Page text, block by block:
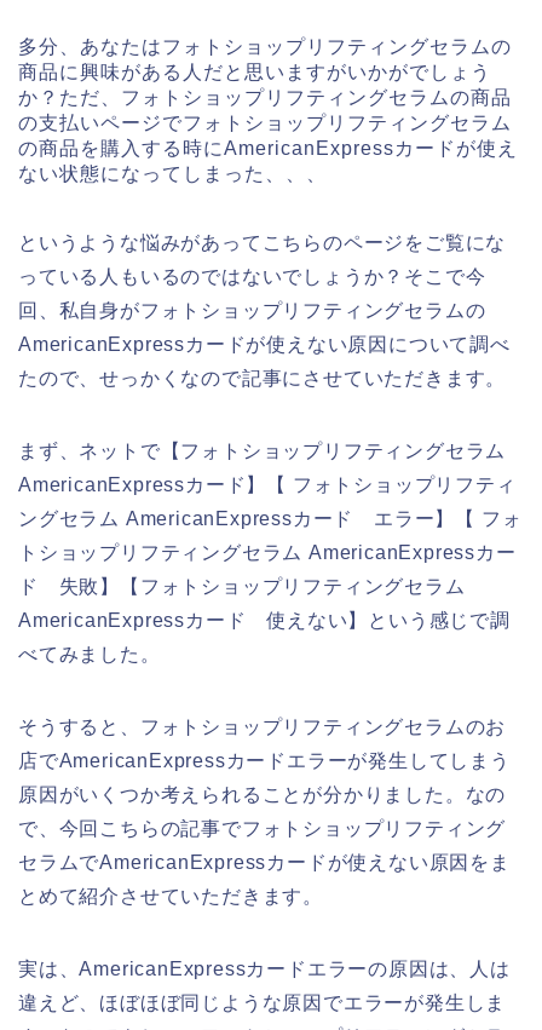
多分、あなたはフォトショップリフティングセラムの
商品に興味がある人だと思いますがいかがでしょう
か？ただ、フォトショップリフティングセラムの商品
の支払いページでフォトショップリフティングセラム
の商品を購入する時にAmericanExpressカードが使え
ない状態になってしまった、、、
というような悩みがあってこちらのページをご覧にな
っている人もいるのではないでしょうか？そこで今
回、私自身がフォトショップリフティングセラムの
AmericanExpressカードが使えない原因について調べ
たので、せっかくなので記事にさせていただきます。
まず、ネットで【フォトショップリフティングセラム
AmericanExpressカード】【 フォトショップリフティ
ングセラム AmericanExpressカード エラー】【 フォ
トショップリフティングセラム AmericanExpressカー
ド 失敗】【フォトショップリフティングセラム
AmericanExpressカード 使えない】という感じで調
べてみました。
そうすると、フォトショップリフティングセラムのお
店でAmericanExpressカードエラーが発生してしまう
原因がいくつか考えられることが分かりました。なの
で、今回こちらの記事でフォトショップリフティング
セラムでAmericanExpressカードが使えない原因をま
とめて紹介させていただきます。
実は、AmericanExpressカードエラーの原因は、人は
違えど、ほぼほぼ同じような原因でエラーが発生しま